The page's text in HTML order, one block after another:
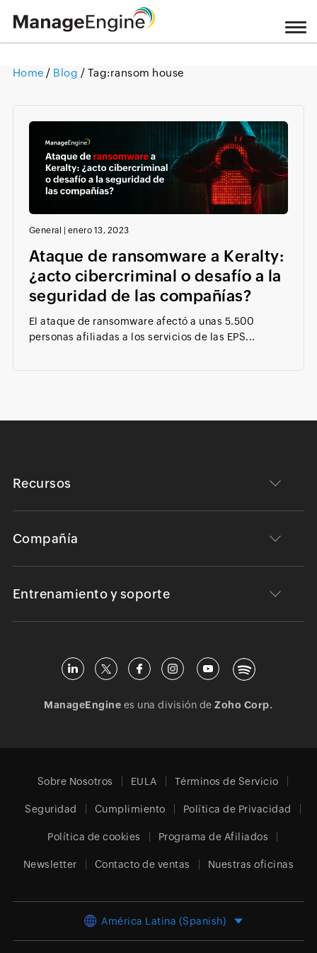
Home / Blog / Tag:ransom house
General | enero 13, 2023
Ataque de ransomware a Keralty:
¿acto cibercriminal o desafío a la
seguridad de las compañías?
El ataque de ransomware afectó a unas 5.500
personas afiliadas a los servicios de las EPS...
Recursos
Compañía
Entrenamiento y soporte
ManageEngine es una división deZoho Corp.
Sobre Nosotros EULA Términos de Servicio
Seguridad Cumplimiento Política de Privacidad
Política de cookies Programa de Afiliados
Newsletter Contacto de ventas Nuestras oficinas
América Latina (Spanish)